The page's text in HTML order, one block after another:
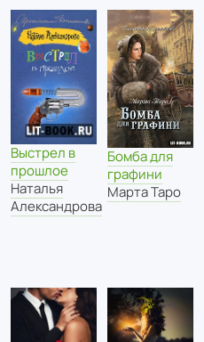
Выстрел в
прошлое
Наталья
Александрова
Бомба для
графини
Марта Таро